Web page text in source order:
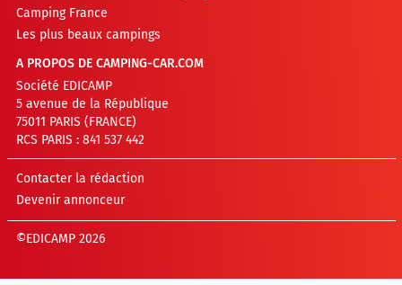
Camping France
Les plus beaux campings
A PROPOS DE CAMPING-CAR.COM
Société EDICAMP
5 avenue de la République
75011 PARIS (FRANCE)
RCS PARIS : 841 537 442
Contacter la rédaction
Devenir annonceur
©EDICAMP 2026